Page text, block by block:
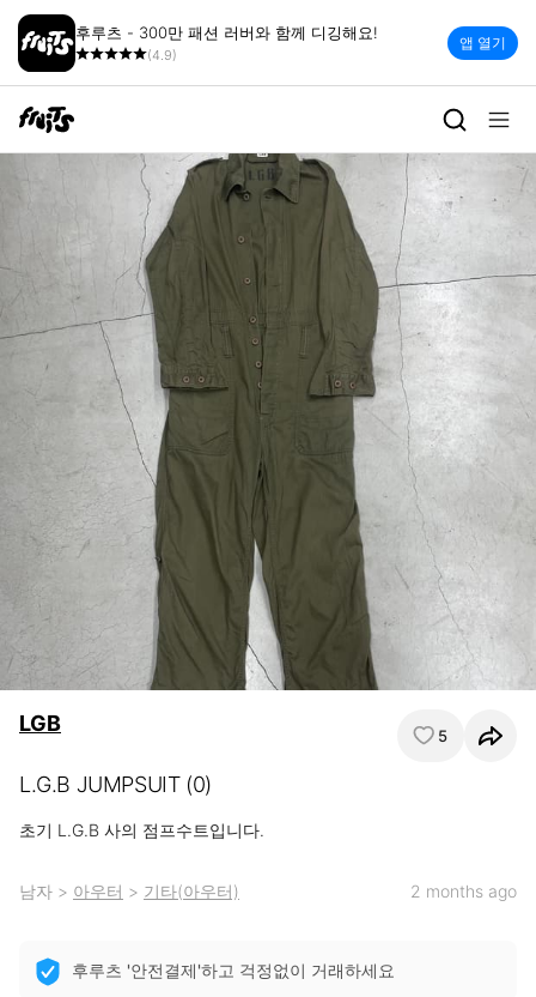
후루츠 - 300만 패션 러버와 함께 디깅해요!
(4.9)
앱 열기
LGB 5
L.G.B JUMPSUIT (0)
초기 L.G.B 사의 점프수트입니다.
남자 > 아우터 > 기타(아우터) 2 months ago
후루츠 '안전결제'하고 걱정없이 거래하세요